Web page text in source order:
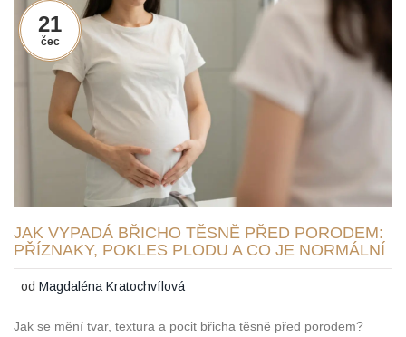
21
čec
JAK VYPADÁ BŘICHO TĚSNĚ PŘED PORODEM:
PŘÍZNAKY, POKLES PLODU A CO JE NORMÁLNÍ
odMagdaléna Kratochvílová
Jak se mění tvar, textura a pocit břicha těsně před porodem?